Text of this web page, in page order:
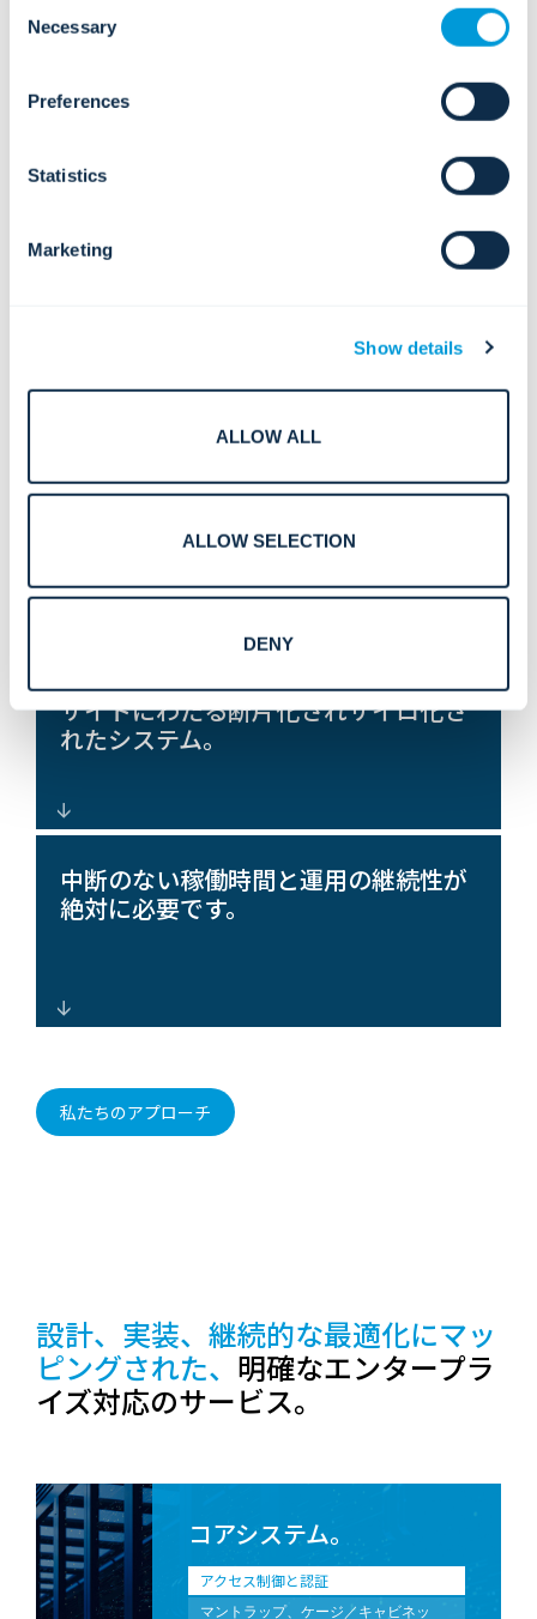
cookies. Click "Show details" below for more information
about who we share your information with.
Selection
Necessary
Preferences
Statistics
Marketing
Show details
ALLOW ALL
ALLOW SELECTION
DENY
ミッションクリティカルなデジタル イ
ンフラストラクチャに対する複合的な
統合監視、電子アクセス制御、AI ビデ
セキュリティで、プロアクティブなリ
継続的なコンプライアンス、簡素化さ
れたドキュメント、自動化された監査
準備に合わせた設計、プロセス、レポ
ハイパースケールおよびグローバル キ
一貫した配信を実現するために構築さ
れた、標準化されたスケーラブルなセ
キュリティ アーキテクチャにより、導
建物、キャンパス、リモート エッジ
サイトにわたる断片化されサイロ化さ
れたシステム。
オープン アーキテクチャのフェデレー
ション プラットフォームによる集中化
された可視性と制御により、管理が簡
中断のない稼働時間と運用の継続性が
絶対に必要です。
ブなリスク検出をサポートする、回復
力のある冗長システム設計により、重
私たちのアプローチ
設計、実装、継続的な最適化にマッ
ピングされた、 明確なエンタープラ
イズ対応のサービス。
コアシステム。
アクセス制御と認証
マントラップ、ケージ／キャビネッ